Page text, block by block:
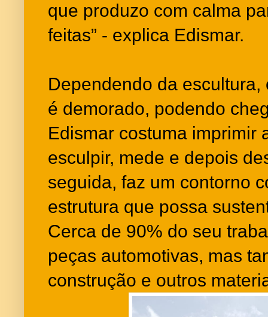
que produzo com calma
feitas” - explica Edismar.
Dependendo da
é demorado, podendo
Edismar costuma imprimir
esculpir, mede e depois
seguida, faz um contorno
estrutura que possa
Cerca de 90% do seu
peças automotivas, mas
construção e outros